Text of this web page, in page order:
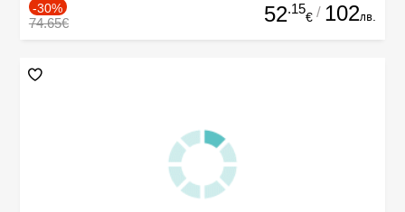
-30%
74.65€ 52.15
€ / 102лв.